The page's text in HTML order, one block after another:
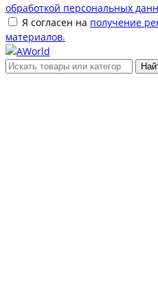
обработкой персональных
Я согласен на получение
материалов.